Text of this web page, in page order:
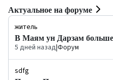
Актуальное на форуме
житель
В Маям ун Дарзам
5 дней назад|Форум
sdfg